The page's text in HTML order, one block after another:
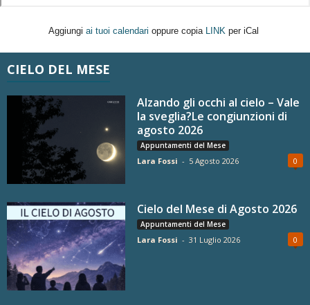
Aggiungi ai tuoi calendari oppure copia LINK per iCal
CIELO DEL MESE
Alzando gli occhi al cielo – Vale
la sveglia?Le congiunzioni di
agosto 2026
Appuntamenti del Mese
Lara Fossi - 5 Agosto 2026 0
Cielo del Mese di Agosto 2026
Appuntamenti del Mese
Lara Fossi - 31 Luglio 2026 0